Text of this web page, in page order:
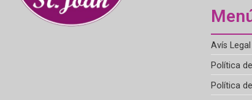
Avís Legal
Política
Política